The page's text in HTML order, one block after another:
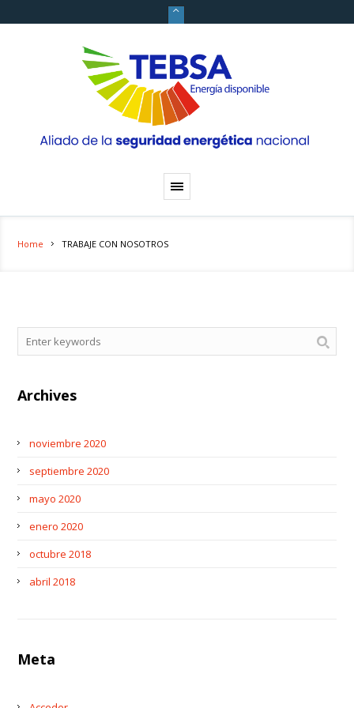
Home TRABAJE CON NOSOTROS
Archives
noviembre 2020
septiembre 2020
mayo 2020
enero 2020
octubre 2018
abril 2018
Meta